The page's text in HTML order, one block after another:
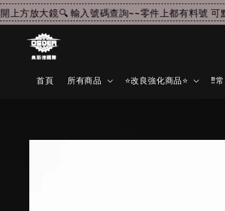
方放大鏡🔍 輸入號碼查詢~~零件上都有料號 可點
首頁 所有商品 ⭐改良強化商品⭐ ‼️